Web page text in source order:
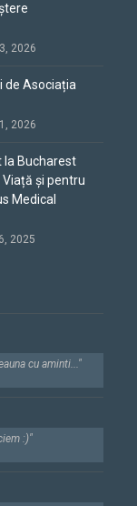
2026
de Asociația
2026
la Bucharest
și pentru
Medical
2025
cu aminti..."
:)"